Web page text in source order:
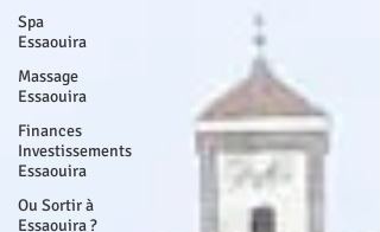
Spa
Essaouira
Massage
Essaouira
Finances
Investissements
Essaouira
Ou Sortir à
Essaouira ?